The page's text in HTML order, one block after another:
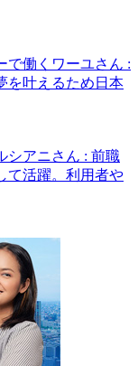
で働くワーユさん :
を叶えるため日本
シアニさん : 前職
て活躍。利用者や